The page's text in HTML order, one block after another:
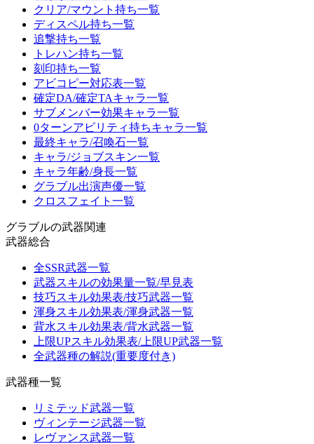
クリア/マウント持ち一覧
ディスペル持ち一覧
追撃持ち一覧
トレハン持ち一覧
刻印持ち一覧
アビコピー対応表一覧
確定DA/確定TAキャラ一覧
サブメンバー効果キャラ一覧
0ターンアビリティ持ちキャラ一覧
最終キャラ/召喚石一覧
キャラ/ジョブスキン一覧
キャラ年齢/身長一覧
グラブル出演声優一覧
クロスフェイト一覧
グラブルの武器関連
武器総合
全SSR武器一覧
武器スキルの効果量一覧/早見表
技巧スキル効果表/技巧武器一覧
渾身スキル効果表/渾身武器一覧
背水スキル効果表/背水武器一覧
上限UPスキル効果表/上限UP武器一覧
全武器種の解説(重要度付き)
武器種一覧
リミテッド武器一覧
ヴィンテージ武器一覧
レヴァンス武器一覧